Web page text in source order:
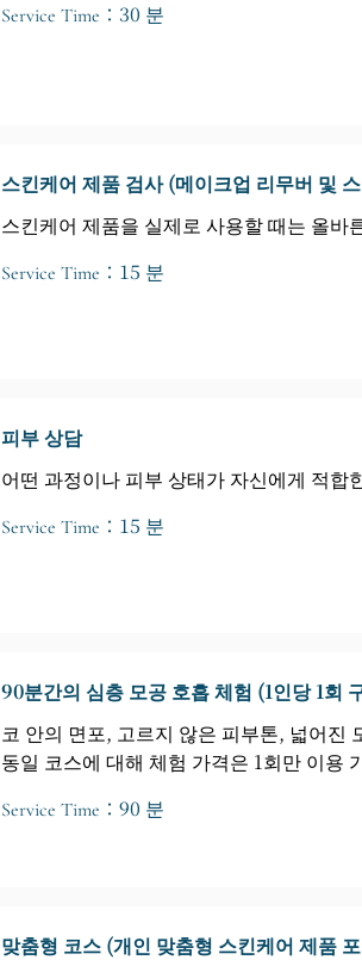
Service Time：30 분
스킨케어 제품 검사 (메이크업 리무버 및
스킨케어 제품을 실제로 사용할 때는 올바
Service Time：15 분
피부 상담
어떤 과정이나 피부 상태가 자신에게 적
Service Time：15 분
90분간의 심층 모공 호흡 체험 (1인당 1회
코 안의 면포, 고르지 않은 피부톤, 넓어진
동일 코스에 대해 체험 가격은 1회만 이용
Service Time：90 분
맞춤형 코스 (개인 맞춤형 스킨케어 제품